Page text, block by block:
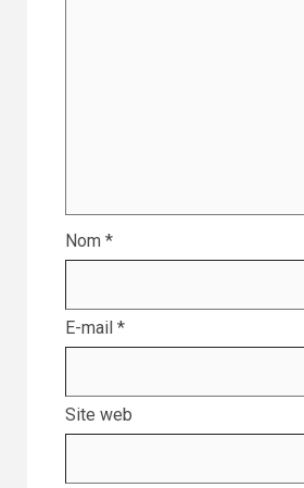
Nom *
E-mail *
Site web